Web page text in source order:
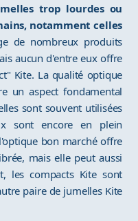
trop lourdes ou
notamment celles
de nombreux produits
aucun d'entre eux offre
Kite. La qualité optique
un aspect fondamental
sont souvent utilisées
sont encore en plein
bon marché offre
mais elle peut aussi
les compacts Kite sont
paire de jumelles Kite